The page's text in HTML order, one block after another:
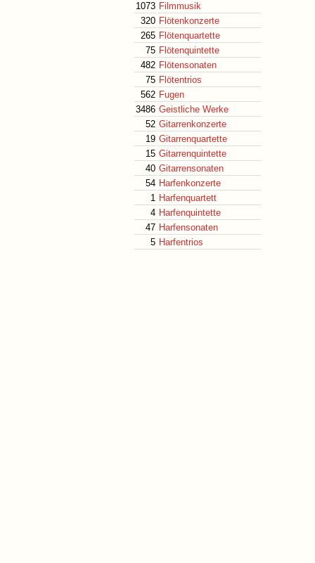
1073 Filmmusik
320 Flötenkonzerte
265 Flötenquartette
75 Flötenquintette
482 Flötensonaten
75 Flötentrios
562 Fugen
3486 Geistliche Werke
52 Gitarrenkonzerte
19 Gitarrenquartette
15 Gitarrenquintette
40 Gitarrensonaten
54 Harfenkonzerte
1 Harfenquartett
4 Harfenquintette
47 Harfensonaten
5 Harfentrios